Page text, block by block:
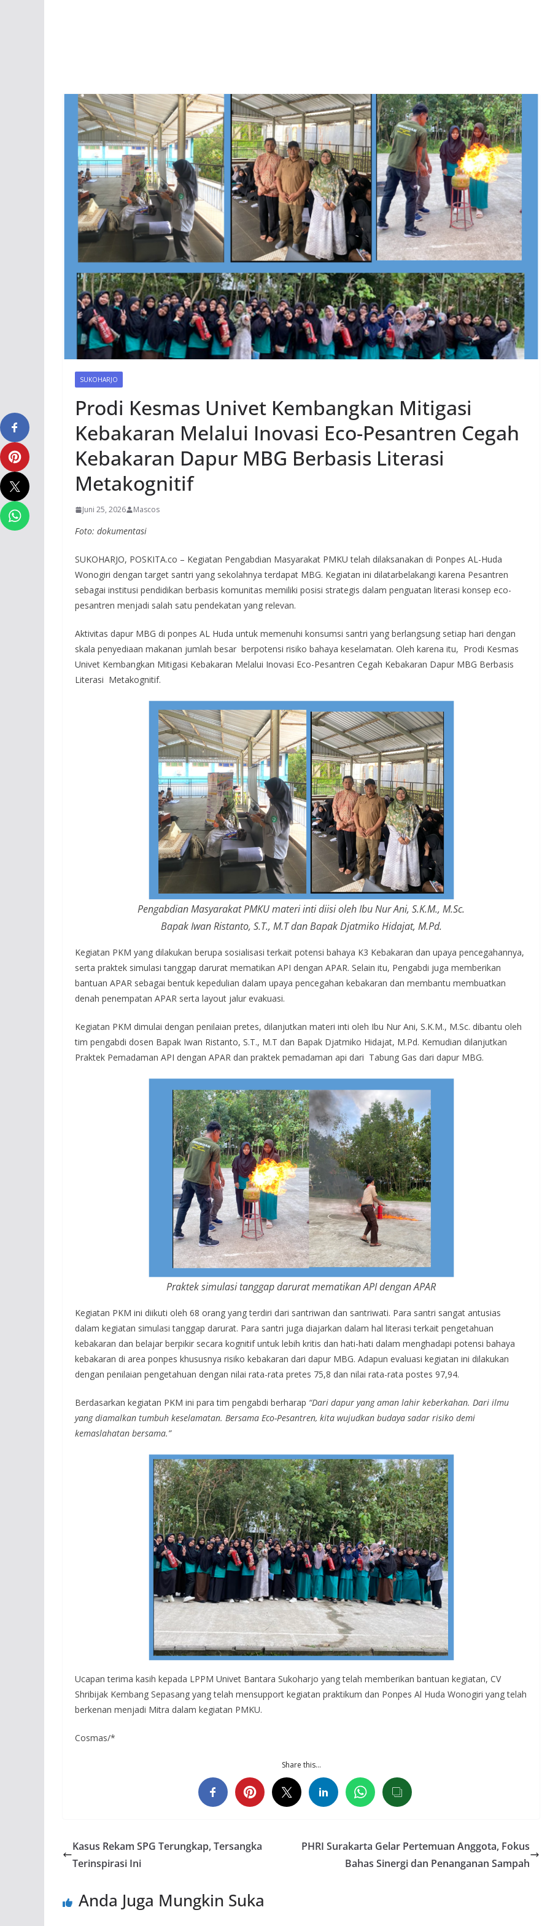
SUKOHARJO
Prodi Kesmas Univet Kembangkan Mitigasi
Kebakaran Melalui Inovasi Eco-Pesantren Cegah
Kebakaran Dapur MBG Berbasis Literasi
Metakognitif
Juni 25, 2026 Mascos
Foto: dokumentasi
SUKOHARJO, POSKITA.co – Kegiatan Pengabdian Masyarakat PMKU telah dilaksanakan di Ponpes AL-Huda
Wonogiri dengan target santri yang sekolahnya terdapat MBG. Kegiatan ini dilatarbelakangi karena Pesantren
sebagai institusi pendidikan berbasis komunitas memiliki posisi strategis dalam penguatan literasi konsep eco-
pesantren menjadi salah satu pendekatan yang relevan.
Aktivitas dapur MBG di ponpes AL Huda untuk memenuhi konsumsi santri yang berlangsung setiap hari dengan
skala penyediaan makanan jumlah besar berpotensi risiko bahaya keselamatan. Oleh karena itu, Prodi Kesmas
Univet Kembangkan Mitigasi Kebakaran Melalui Inovasi Eco-Pesantren Cegah Kebakaran Dapur MBG Berbasis
Literasi Metakognitif.
Pengabdian Masyarakat PMKU materi inti diisi oleh Ibu Nur Ani, S.K.M., M.Sc.
Bapak Iwan Ristanto, S.T., M.T dan Bapak Djatmiko Hidajat, M.Pd.
Kegiatan PKM yang dilakukan berupa sosialisasi terkait potensi bahaya K3 Kebakaran dan upaya pencegahannya,
serta praktek simulasi tanggap darurat mematikan API dengan APAR. Selain itu, Pengabdi juga memberikan
bantuan APAR sebagai bentuk kepedulian dalam upaya pencegahan kebakaran dan membantu membuatkan
denah penempatan APAR serta layout jalur evakuasi.
Kegiatan PKM dimulai dengan penilaian pretes, dilanjutkan materi inti oleh Ibu Nur Ani, S.K.M., M.Sc. dibantu oleh
tim pengabdi dosen Bapak Iwan Ristanto, S.T., M.T dan Bapak Djatmiko Hidajat, M.Pd. Kemudian dilanjutkan
Praktek Pemadaman API dengan APAR dan praktek pemadaman api dari Tabung Gas dari dapur MBG.
Praktek simulasi tanggap darurat mematikan API dengan APAR
Kegiatan PKM ini diikuti oleh 68 orang yang terdiri dari santriwan dan santriwati. Para santri sangat antusias
dalam kegiatan simulasi tanggap darurat. Para santri juga diajarkan dalam hal literasi terkait pengetahuan
kebakaran dan belajar berpikir secara kognitif untuk lebih kritis dan hati-hati dalam menghadapi potensi bahaya
kebakaran di area ponpes khususnya risiko kebakaran dari dapur MBG. Adapun evaluasi kegiatan ini dilakukan
dengan penilaian pengetahuan dengan nilai rata-rata pretes 75,8 dan nilai rata-rata postes 97,94.
Berdasarkan kegiatan PKM ini para tim pengabdi berharap “Dari dapur yang aman lahir keberkahan. Dari ilmu
yang diamalkan tumbuh keselamatan. Bersama Eco-Pesantren, kita wujudkan budaya sadar risiko demi
kemaslahatan bersama.”
Ucapan terima kasih kepada LPPM Univet Bantara Sukoharjo yang telah memberikan bantuan kegiatan, CV
Shribijak Kembang Sepasang yang telah mensupport kegiatan praktikum dan Ponpes Al Huda Wonogiri yang telah
berkenan menjadi Mitra dalam kegiatan PMKU.
Cosmas/*
Share this…
Kasus Rekam SPG Terungkap, Tersangka
Terinspirasi Ini
PHRI Surakarta Gelar Pertemuan Anggota, Fokus
Bahas Sinergi dan Penanganan Sampah
Anda Juga Mungkin Suka